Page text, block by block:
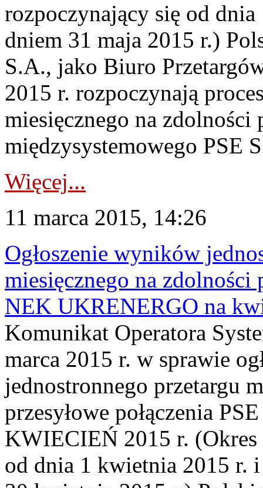
rozpoczynający się od
dniem 31 maja 2015 r.)
S.A., jako Biuro
2015 r. rozpoczynają
miesięcznego na zdolności
międzysystemowego PSE
Więcej...
11 marca 2015, 14:26
Ogłoszenie wyników
miesięcznego na zdolności
NEK UKRENERGO na
Komunikat Operatora
marca 2015 r. w sprawie
jednostronnego przetargu
przesyłowe połączenia
KWIECIEŃ 2015 r. (Okres
od dnia 1 kwietnia 2015 r.